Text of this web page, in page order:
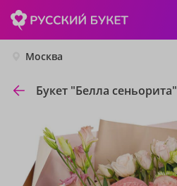
Москва
Букет "Белла сеньорита"